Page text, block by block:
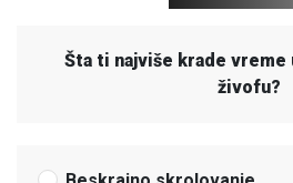
Šta ti najviše krade vreme
živofu?